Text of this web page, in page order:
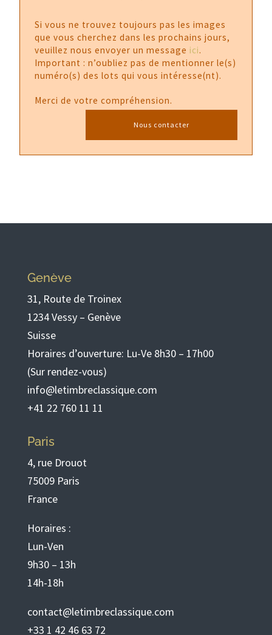
Si vous ne trouvez toujours pas les images
que vous cherchez dans les prochains jours,
veuillez nous envoyer un message ici.
Important : n’oubliez pas de mentionner le(s)
numéro(s) des lots qui vous intéresse(nt).
Merci de votre compréhension.
Nous contacter
Genève
31, Route de Troinex
1234 Vessy – Genève
Suisse
Horaires d’ouverture: Lu-Ve 8h30 – 17h00
(Sur rendez-vous)
info@letimbreclassique.com
+41 22 760 11 11
Paris
4, rue Drouot
75009 Paris
France
Horaires :
Lun-Ven
9h30 – 13h
14h-18h
contact@letimbreclassique.com
+33 1 42 46 63 72